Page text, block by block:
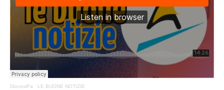
DiocesiPa · LE BUONE NOTIZIE